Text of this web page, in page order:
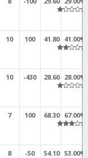
10 100 41.80 41.00%
10 -430 28.60 28.00%
7 100 68.30 67.00%
8 -50 54.10 53.00%